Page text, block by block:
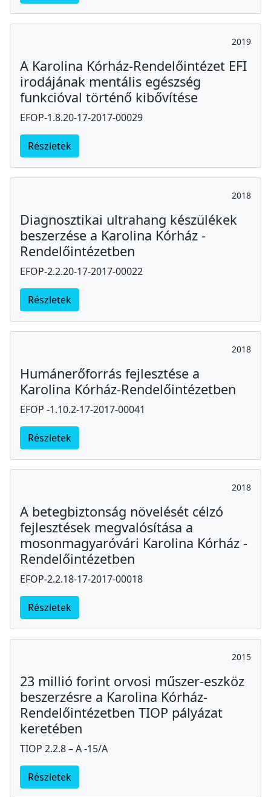
2019
A Karolina Kórház-Rendelőintézet EFI
irodájának mentális egészség
funkcióval történő kibővítése
EFOP-1.8.20-17-2017-00029
Részletek
2018
Diagnosztikai ultrahang készülékek
beszerzése a Karolina Kórház -
Rendelőintézetben
EFOP-2.2.20-17-2017-00022
Részletek
2018
Humánerőforrás fejlesztése a
Karolina Kórház-Rendelőintézetben
EFOP -1.10.2-17-2017-00041
Részletek
2018
A betegbiztonság növelését célzó
fejlesztések megvalósítása a
mosonmagyaróvári Karolina Kórház -
Rendelőintézetben
EFOP-2.2.18-17-2017-00018
Részletek
2015
23 millió forint orvosi műszer-eszköz
beszerzésre a Karolina Kórház-
Rendelőintézetben TIOP pályázat
keretében
TIOP 2.2.8 – A -15/A
Részletek